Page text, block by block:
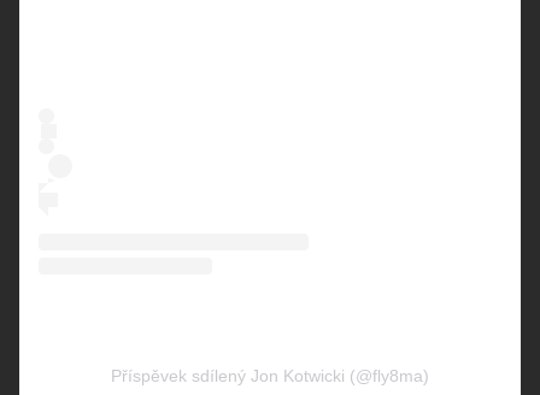
Příspěvek sdílený Jon Kotwicki (@fly8ma)